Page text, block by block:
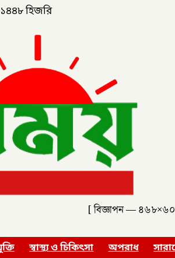
হিজরি
[ বিজ্ঞাপন —
স্বাস্থ্য ও চিকিৎসা অপরাধ